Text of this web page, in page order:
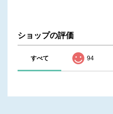
ショップの評価
すべて 94